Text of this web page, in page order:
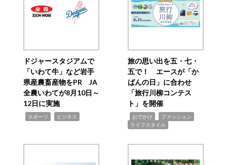
ドジャースタジアムで
「いわて牛」など岩手
県産農畜産物をPR JA
全農いわてが8月10日～
12日に実施
スポーツ ビジネス
旅の思い出を五・七・
五で！ エースが「か
ばんの日」に合わせ
「旅行川柳コンテス
ト」を開催
おでかけ ファッション
ライフスタイル